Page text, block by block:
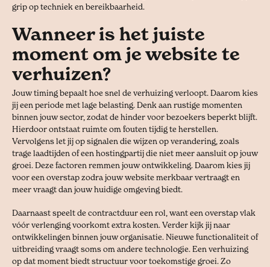
grip op techniek en bereikbaarheid.
Wanneer is het juiste
moment om je website te
verhuizen?
Jouw timing bepaalt hoe snel de verhuizing verloopt. Daarom kies
jij een periode met lage belasting. Denk aan rustige momenten
binnen jouw sector, zodat de hinder voor bezoekers beperkt blijft.
Hierdoor ontstaat ruimte om fouten tijdig te herstellen.
Vervolgens let jij op signalen die wijzen op verandering, zoals
trage laadtijden of een hostingpartij die niet meer aansluit op jouw
groei. Deze factoren remmen jouw ontwikkeling. Daarom kies jij
voor een overstap zodra jouw website merkbaar vertraagt en
meer vraagt dan jouw huidige omgeving biedt.
Daarnaast speelt de contractduur een rol, want een overstap vlak
vóór verlenging voorkomt extra kosten. Verder kijk jij naar
ontwikkelingen binnen jouw organisatie. Nieuwe functionaliteit of
uitbreiding vraagt soms om andere technologie. Een verhuizing
op dat moment biedt structuur voor toekomstige groei. Zo